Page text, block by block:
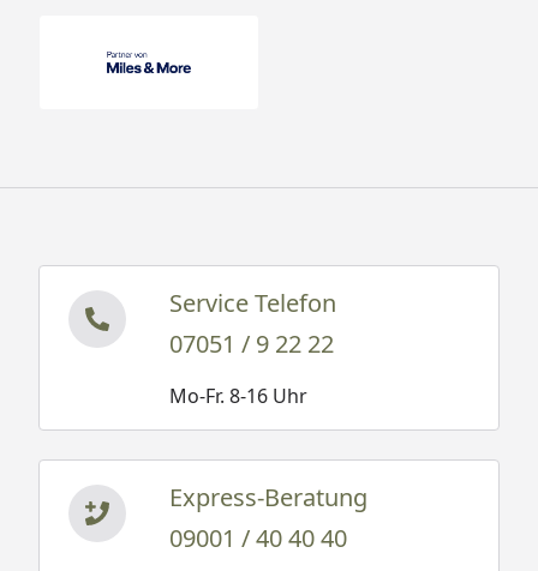
Service Telefon
07051 / 9 22 22
Mo-Fr. 8-16 Uhr
Express-Beratung
09001 / 40 40 40